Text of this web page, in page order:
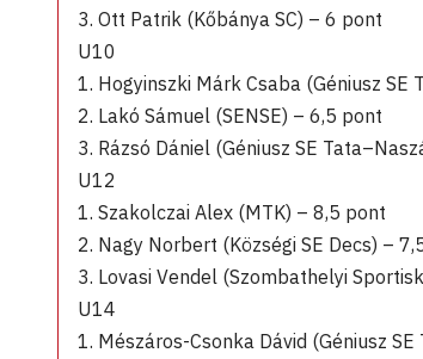
3. Ott Patrik (Kőbánya SC) – 6 pont
U10
1. Hogyinszki Márk Csaba (Géniusz
2. Lakó Sámuel (SENSE) – 6,5 pont
3. Rázsó Dániel (Géniusz SE
U12
1. Szakolczai Alex (MTK) – 8,5 pont
2. Nagy Norbert (Községi SE Decs) –
3. Lovasi Vendel (Szombathelyi
U14
1. Mészáros-Csonka Dávid (Géniusz